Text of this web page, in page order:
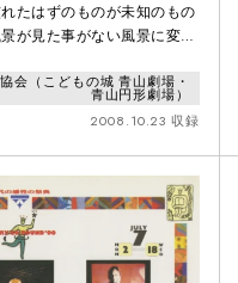
たはずのものが未知のもの
が見た事がない風景に変わ
会（こどもの城 青山劇場・
青山円形劇場）
2008.10.23 収録